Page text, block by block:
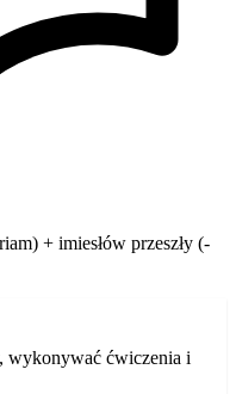
+ imiesłów przeszły (-
wykonywać ćwiczenia i